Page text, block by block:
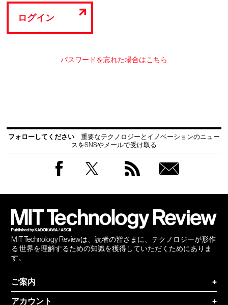
ログイン
パスワードを忘れた場合はこちら
フォローしてください
重要なテクノロジーとイノベーションのニュー
スをSNSやメールで受け取る
MIT Technology Reviewは、読者の皆さまに、テクノロジーが形作
る 世界を理解するための知識を獲得していただくためにありま
す。
ご案内
+
アカウント
+